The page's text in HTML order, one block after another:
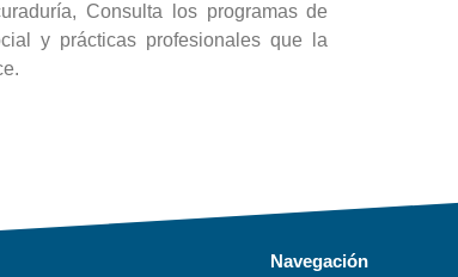
Consulta los programas de
y prácticas profesionales que la
Navegación